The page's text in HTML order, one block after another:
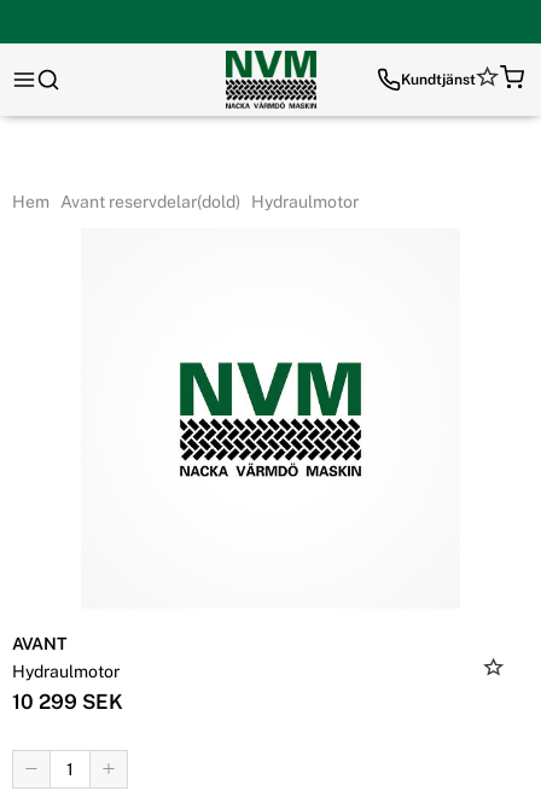
Kundtjänst
Hem Avant reservdelar(dold) Hydraulmotor
AVANT
Hydraulmotor
10 299 SEK